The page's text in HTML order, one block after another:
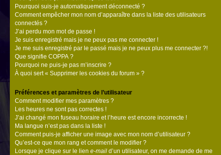
Pourquoi suis-je automatiquement déconnecté ?
Comment empêcher mon nom d’apparaître dans la liste des utilisateurs
connectés ?
J’ai perdu mon mot de passe !
Je suis enregistré mais je ne peux pas me connecter !
Je me suis enregistré par le passé mais je ne peux plus me connecter ?!
Que signifie COPPA ?
Pourquoi ne puis-je pas m’inscrire ?
À quoi sert « Supprimer les cookies du forum » ?
Préférences et paramètres de l’utilisateur
Comment modifier mes paramètres ?
Les heures ne sont pas correctes !
J’ai changé mon fuseau horaire et l’heure est encore incorrecte !
Ma langue n’est pas dans la liste !
Comment puis-je afficher une image avec mon nom d’utilisateur ?
Qu’est-ce que mon rang et comment le modifier ?
Lorsque je clique sur le lien e-mail d’un utilisateur, on me demande de me